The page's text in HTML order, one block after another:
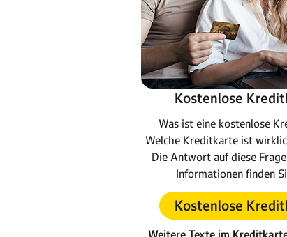
Kostenlose
Was ist eine kostenlose
Welche Kreditkarte ist
Die Antwort auf diese
Informationen finden
Kostenlose